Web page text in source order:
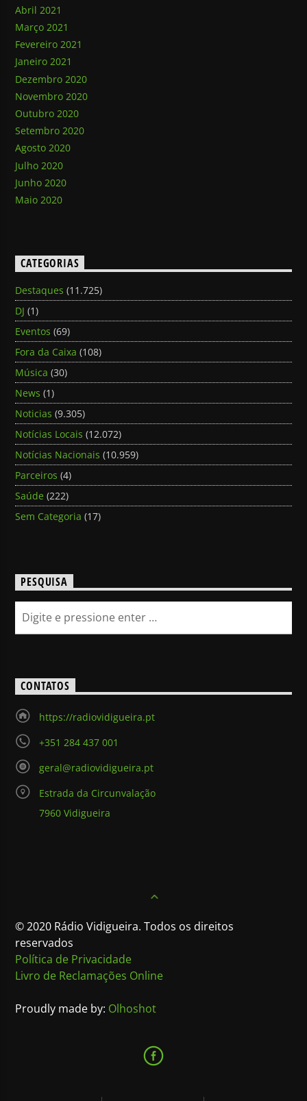
Abril 2021
Março 2021
Fevereiro 2021
Janeiro 2021
Dezembro 2020
Novembro 2020
Outubro 2020
Setembro 2020
Agosto 2020
Julho 2020
Junho 2020
Maio 2020
CATEGORIAS
Destaques (11.725)
DJ (1)
Eventos (69)
Fora da Caixa (108)
Música (30)
News (1)
Noticias (9.305)
Notícias Locais (12.072)
Notícias Nacionais (10.959)
Parceiros (4)
Saúde (222)
Sem Categoria (17)
PESQUISA
CONTATOS
https://radiovidigueira.pt
+351 284 437 001
geral@radiovidigueira.pt
Estrada da Circunvalação
7960 Vidigueira
© 2020 Rádio Vidigueira. Todos os direitos
reservados
Política de Privacidade
Livro de Reclamações Online
Proudly made by: Olhoshot